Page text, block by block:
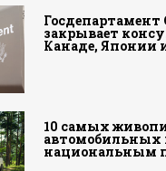
закрывает
Канаде, Японии
10 самых
автомобильных
национальным